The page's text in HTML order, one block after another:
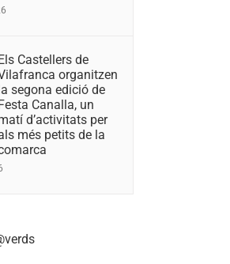
Castellers de
organitzen
segona edició de
Canalla, un
d’activitats per
més petits de la